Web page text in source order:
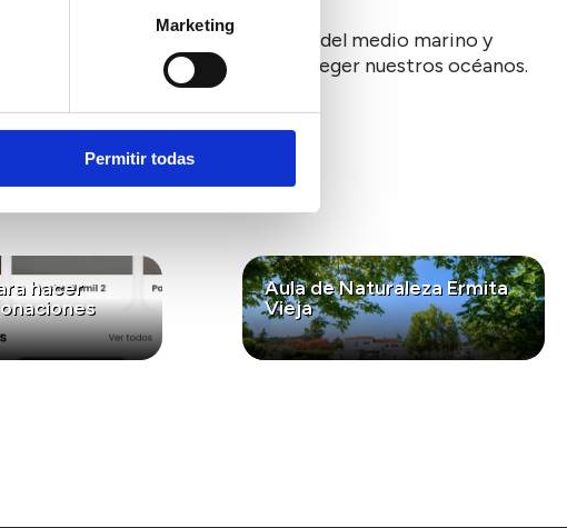
Marketing
Permitir todas
acerca el conocimiento del medio marino y
a las nuevas generaciones a proteger nuestros océanos.
hacer
Aula de Naturaleza Ermita
Vieja